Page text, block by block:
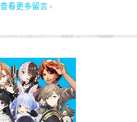
查看更多留言 ›